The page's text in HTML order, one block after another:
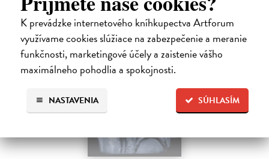
K prevádzke internetového kníhkupectva Artforum
využívame cookies slúžiace na zabezpečenie a meranie
funkčnosti, marketingové účely a zaistenie vášho
maximálneho pohodlia a spokojnosti.
SÚHLASÍM
NASTAVENIA